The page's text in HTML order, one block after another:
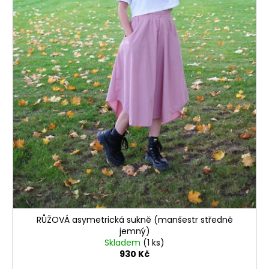
RŮŽOVÁ asymetrická sukně (manšestr středně
jemný)
Skladem (1 ks)
930 Kč